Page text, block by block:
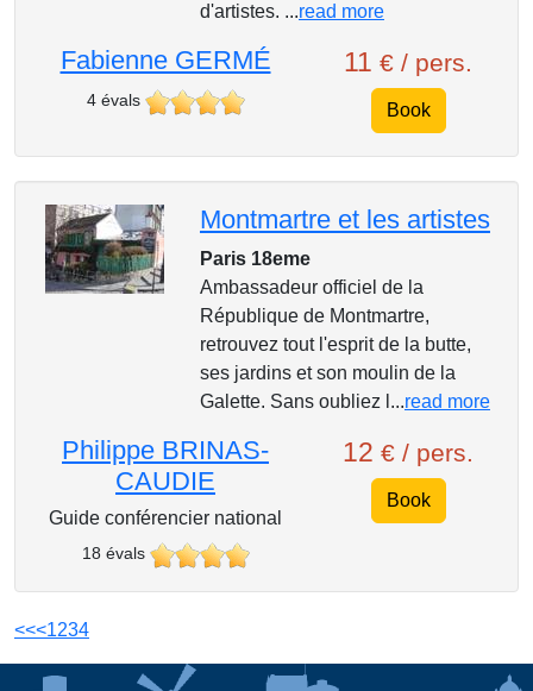
d'artistes. ...read more
Fabienne GERMÉ
4 évals
11 € / pers.
Book
Montmartre et les artistes
Paris 18eme
Ambassadeur officiel de la
République de Montmartre,
retrouvez tout l'esprit de la butte,
ses jardins et son moulin de la
Galette. Sans oubliez l...read more
Philippe BRINAS-
CAUDIE
Guide conférencier national
18 évals
12 € / pers.
Book
<<<1234